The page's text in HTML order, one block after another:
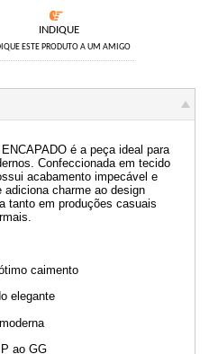
INDIQUE
ESTE PRODUTO A UM AMIGO
é a peça ideal para
Confeccionada em tecido
acabamento impecável e
adiciona charme ao design
tanto em produções casuais
caimento
elegante
ao GG